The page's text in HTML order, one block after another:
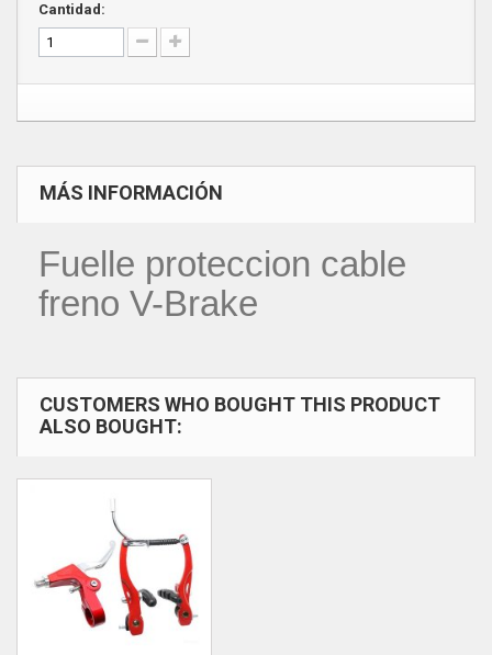
Cantidad:
MÁS INFORMACIÓN
Fuelle proteccion cable
freno V-Brake
CUSTOMERS WHO BOUGHT THIS PRODUCT
ALSO BOUGHT: